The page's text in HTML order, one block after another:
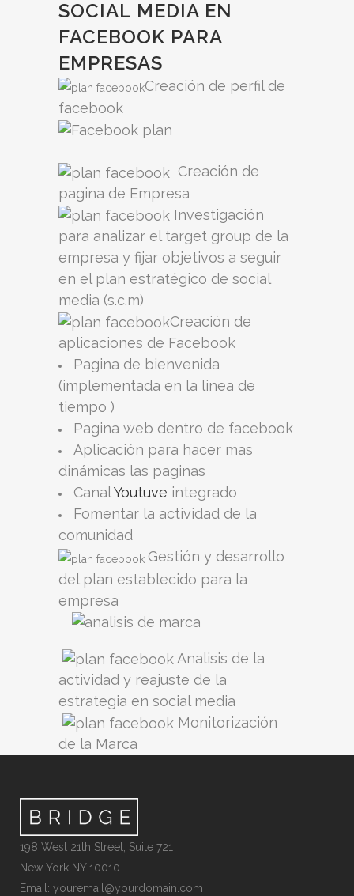
SOCIAL MEDIA EN
FACEBOOK PARA
EMPRESAS
Creación de perfil de
facebook
Creación de
pagina de Empresa
Investigación
para analizar el target group de la
empresa y fijar objetivos a seguir
en el plan estratégico de social
media (s.c.m)
Creación de
aplicaciones de Facebook
Pagina de bienvenida
(implementada en la linea de
tiempo )
Pagina web dentro de facebook
Aplicación para hacer mas
dinámicas las paginas
CanalYoutuve integrado
Fomentar la actividad de la
comunidad
Gestión y desarrollo
del plan establecido para la
empresa
Analisis de la
actividad y reajuste de la
estrategia en social media
Monitorización
de la Marca
198 West 21th Street, Suite 721
New York NY 10010
Email: youremail@yourdomain.com